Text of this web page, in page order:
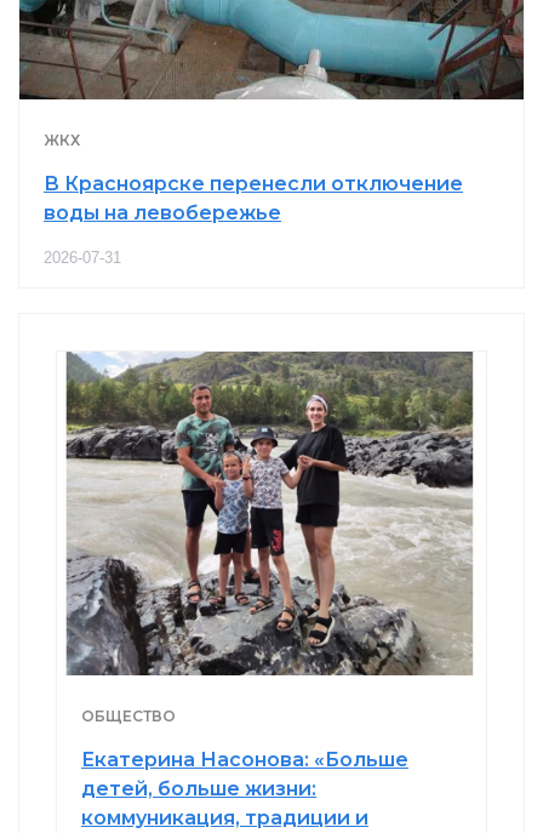
ЖКХ
В Красноярске перенесли отключение
воды на левобережье
2026-07-31
ОБЩЕСТВО
Екатерина Насонова: «Больше
детей, больше жизни:
коммуникация, традиции и